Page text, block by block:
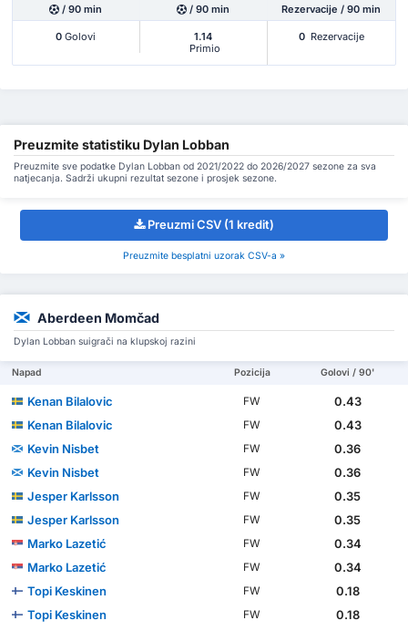
/ 90 min / 90 min Rezervacije / 90 min
0 Golovi
1.14
Primio
0 Rezervacije
Preuzmite statistiku Dylan Lobban
Preuzmite sve podatke Dylan Lobban od 2021/2022 do 2026/2027 sezone za sva
natjecanja. Sadrži ukupni rezultat sezone i prosjek sezone.
Preuzmi CSV (1 kredit)
Preuzmite besplatni uzorak CSV-a »
Aberdeen Momčad
Dylan Lobban suigrači na klupskoj razini
Napad Pozicija Golovi / 90'
Kenan Bilalovic FW
0.43
Kenan Bilalovic
FW
0.43
Kevin Nisbet
FW
0.36
Kevin Nisbet
FW
0.36
Jesper Karlsson
FW
0.35
Jesper Karlsson
FW
0.35
Marko Lazetić
FW
0.34
Marko Lazetić
FW
0.34
Topi Keskinen
FW
0.18
Topi Keskinen
FW 0.18